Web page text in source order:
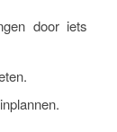
door iets